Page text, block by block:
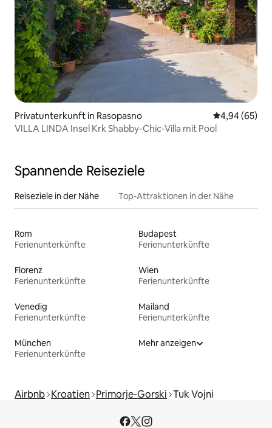
Privatunterkunft in Rasopasno
4,94 (65)
VILLA LINDA Insel Krk Shabby-Chic-Villa mit Pool
Spannende Reiseziele
Reiseziele in der Nähe Top-Attraktionen in der Nähe
Rom
Ferienunterkünfte
Budapest
Ferienunterkünfte
Florenz
Ferienunterkünfte
Wien
Ferienunterkünfte
Venedig
Ferienunterkünfte
Mailand
Ferienunterkünfte
München
Ferienunterkünfte
Mehr anzeigen
Airbnb Kroatien Primorje-Gorski Tuk Vojni